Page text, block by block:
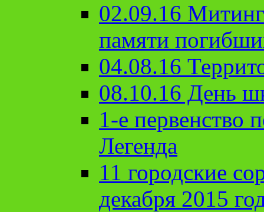
02.09.16
памяти
04.08.16
08.10.16 День
1-е первенство
Легенда
11 городские
декабря 2015